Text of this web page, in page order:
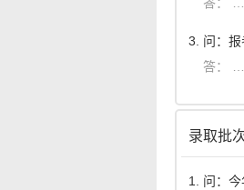
3. 问：
录取批